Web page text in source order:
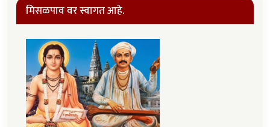
मिसळपाव वर स्वागत आहे.